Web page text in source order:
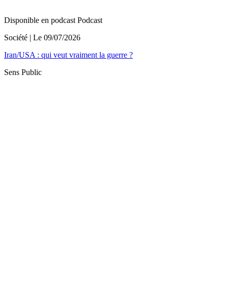
Disponible en podcast Podcast
Société | Le 09/07/2026
Iran/USA : qui veut vraiment la guerre ?
Sens Public